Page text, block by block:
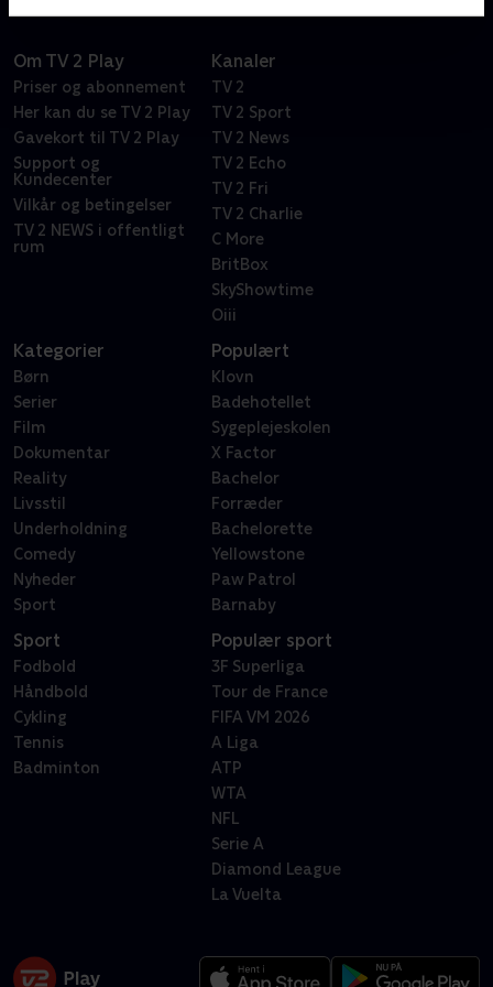
Om TV 2 Play
Priser og abonnement
Her kan du se TV 2 Play
Gavekort til TV 2 Play
Support og
Kundecenter
Vilkår og betingelser
TV 2 NEWS i offentligt
rum
Kanaler
TV 2
TV 2 Sport
TV 2 News
TV 2 Echo
TV 2 Fri
TV 2 Charlie
C More
BritBox
SkyShowtime
Oiii
Kategorier
Børn
Serier
Film
Dokumentar
Reality
Livsstil
Underholdning
Comedy
Nyheder
Sport
Populært
Klovn
Badehotellet
Sygeplejeskolen
X Factor
Bachelor
Forræder
Bachelorette
Yellowstone
Paw Patrol
Barnaby
Sport
Fodbold
Håndbold
Cykling
Tennis
Badminton
Populær sport
3F Superliga
Tour de France
FIFA VM 2026
A Liga
ATP
WTA
NFL
Serie A
Diamond League
La Vuelta